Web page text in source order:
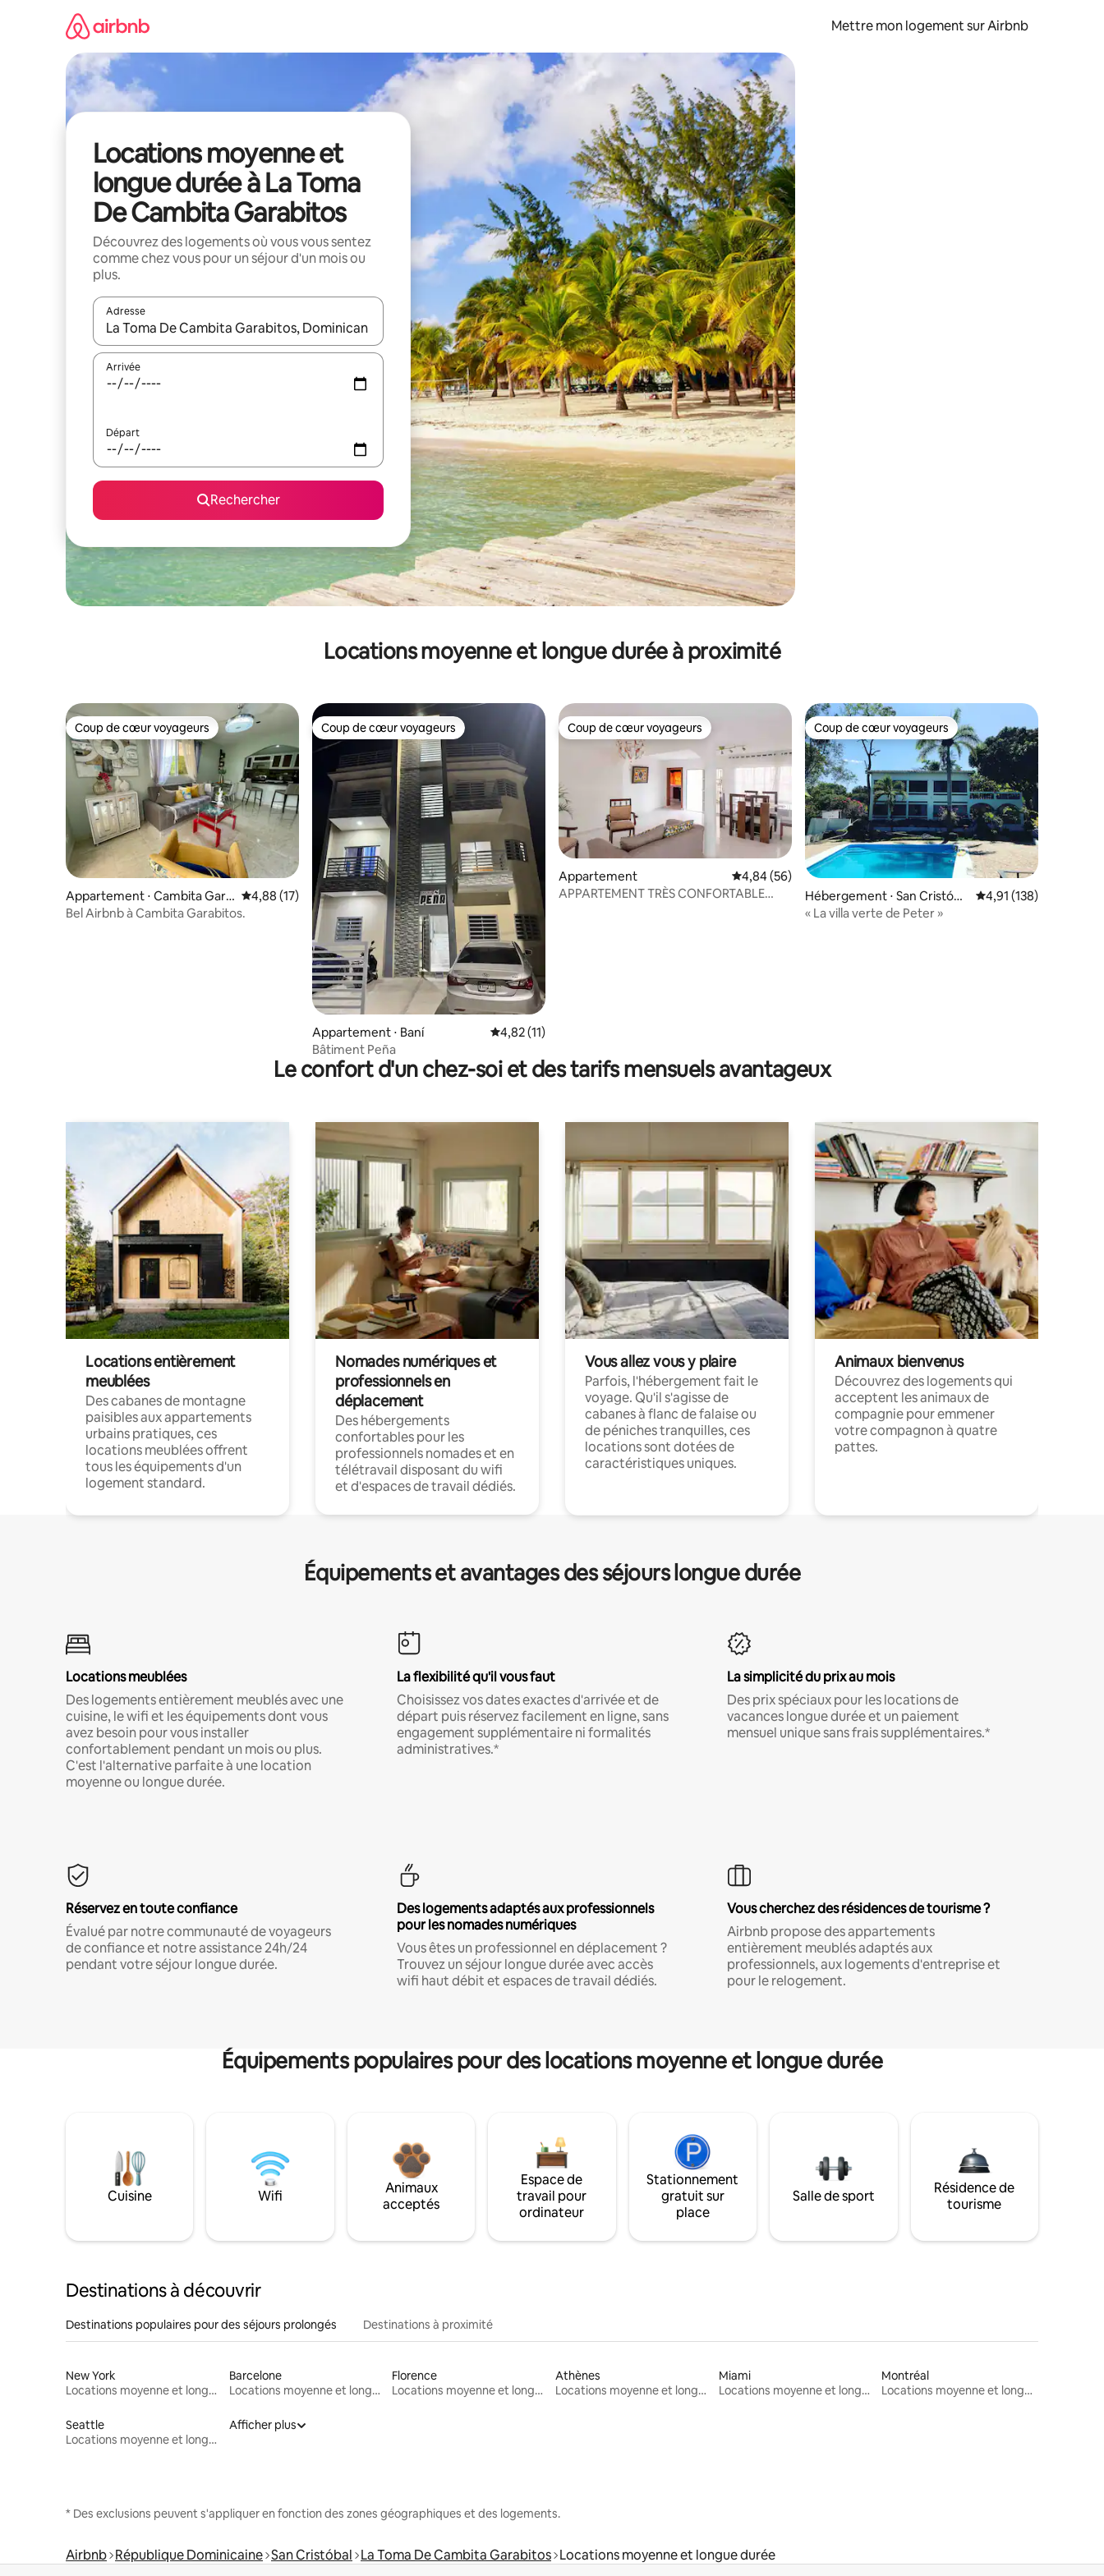
Mettre mon logement sur Airbnb
Locations moyenne et
longue durée à La Toma
De Cambita Garabitos
Découvrez des logements où vous vous sentez
comme chez vous pour un séjour d'un mois ou
plus.
Adresse
Lorsque les résultats s'affichent, utilisez les flèches vers le haut et vers le bas pour les parcourir ou en appuyant et en faisant glisser.
Arrivée
Départ
Rechercher
Locations moyenne et longue durée à proximité
Coup de cœur voyageurs
Coup de cœur voyageurs
Appartement ⋅ Cambita Gara
bitos
Évaluation moyenne sur la base de 17 commentaires : 4,88 sur 5
4,88 (17)
Bel Airbnb à Cambita Garabitos.
Coup de cœur voyageurs
Coup de cœur voyageurs
Appartement ⋅ Baní Évaluation moyenne sur la base de 11 commentaires : 4,82 sur 5
4,82 (11)
Bâtiment Peña
Coup de cœur voyageurs
Coup de cœur voyageurs
Appartement Évaluation moyenne sur la base de 56 commentaires : 4,84 sur 5
4,84 (56)
APPARTEMENT TRÈS CONFORTABLE
Coup de cœur voyageurs
Coup de cœur voyageurs
Hébergement ⋅ San Cristóba
l
Évaluation moyenne
4,91 (138)
« La villa verte de Peter »
Le confort d'un chez-soi et des tarifs mensuels avantageux
Locations entièrement
meublées
Des cabanes de montagne
paisibles aux appartements
urbains pratiques, ces
locations meublées offrent
tous les équipements d'un
logement standard.
Nomades numériques et
professionnels en
déplacement
Des hébergements
confortables pour les
professionnels nomades et en
télétravail disposant du wifi
et d'espaces de travail dédiés.
Vous allez vous y plaire
Parfois, l'hébergement fait le
voyage. Qu'il s'agisse de
cabanes à flanc de falaise ou
de péniches tranquilles, ces
locations sont dotées de
caractéristiques uniques.
Animaux bienvenus
Découvrez des logements qui
acceptent les animaux de
compagnie pour emmener
votre compagnon à quatre
pattes.
Équipements et avantages des séjours longue durée
Locations meublées
Des logements entièrement meublés avec une
cuisine, le wifi et les équipements dont vous
avez besoin pour vous installer
confortablement pendant un mois ou plus.
C'est l'alternative parfaite à une location
moyenne ou longue durée.
La flexibilité qu'il vous faut
Choisissez vos dates exactes d'arrivée et de
départ puis réservez facilement en ligne, sans
engagement supplémentaire ni formalités
administratives.*
La simplicité du prix au mois
Des prix spéciaux pour les locations de
vacances longue durée et un paiement
mensuel unique sans frais supplémentaires.*
Réservez en toute confiance
Évalué par notre communauté de voyageurs
de confiance et notre assistance 24h/24
pendant votre séjour longue durée.
Des logements adaptés aux professionnels
pour les nomades numériques
Vous êtes un professionnel en déplacement ?
Trouvez un séjour longue durée avec accès
wifi haut débit et espaces de travail dédiés.
Vous cherchez des résidences de tourisme ?
Airbnb propose des appartements
entièrement meublés adaptés aux
professionnels, aux logements d'entreprise et
pour le relogement.
Équipements populaires pour des locations moyenne et longue durée
Cuisine Wifi
Animaux
acceptés
Espace de
travail pour
ordinateur
Stationnement
gratuit sur
place
Salle de sport
Résidence de
tourisme
Destinations à découvrir
Destinations populaires pour des séjours prolongés Destinations à proximité
New York
Locations moyenne et longue durée
Barcelone
Locations moyenne et longue durée
Florence
Locations moyenne et longue durée
Athènes
Locations moyenne et longue durée
Miami
Locations moyenne et longue durée
Montréal
Locations moyenne et longue durée
Seattle
Locations moyenne et longue durée
Afficher plus
* Des exclusions peuvent s'appliquer en fonction des zones géographiques et des logements.
Airbnb République Dominicaine San Cristóbal La Toma De Cambita Garabitos Locations moyenne et longue durée